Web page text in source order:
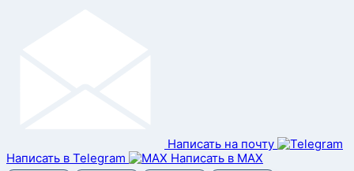
Написать на почту
Написать в Telegram
Написать в MAX